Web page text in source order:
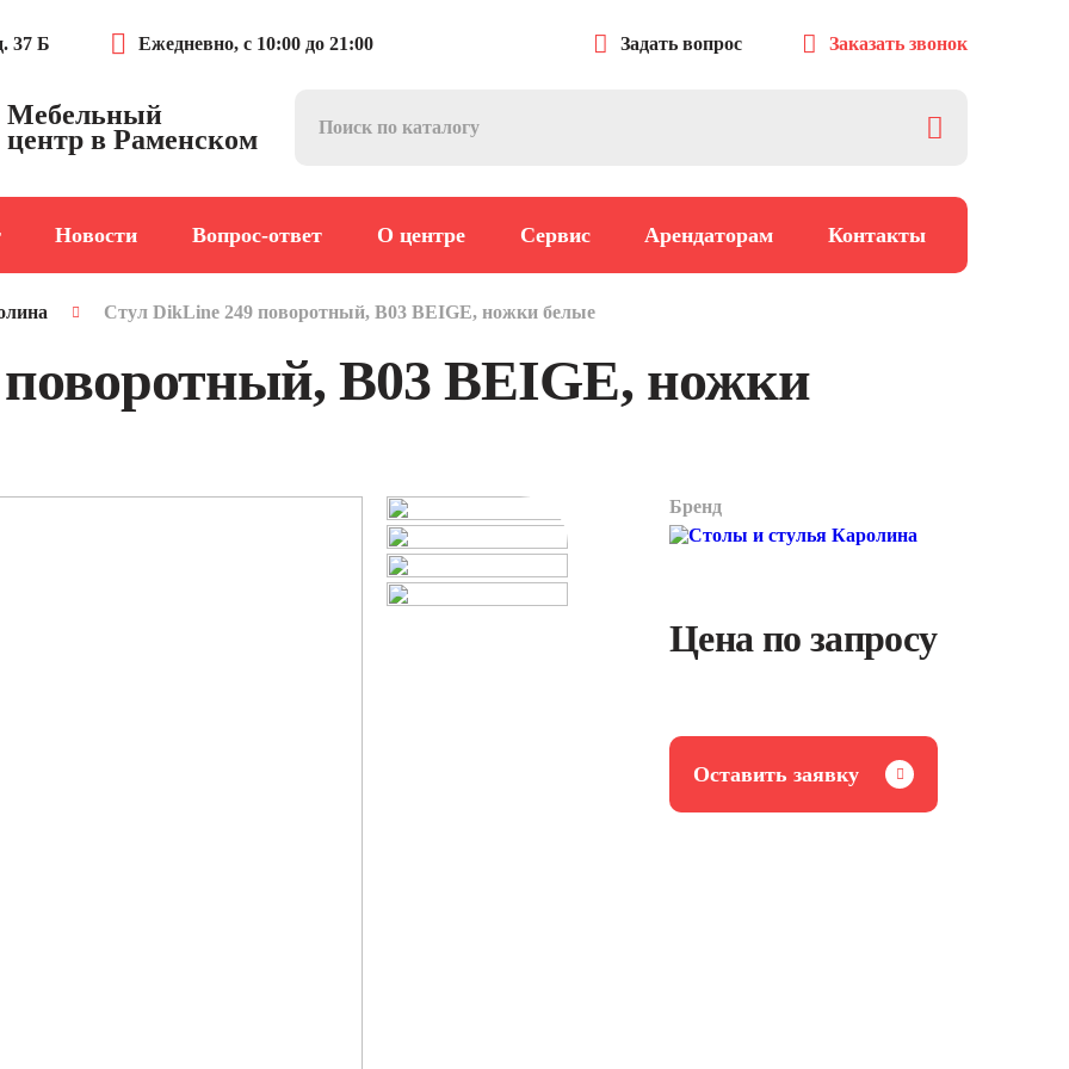
37 Б Ежедневно, с 10:00 до 21:00 Задать вопрос Заказать звонок
Мебельный
центр в Раменском
Новости Вопрос-ответ О центре Сервис Арендаторам Контакты
Стул DikLine 249 поворотный, B03 BEIGE, ножки белые
B03 BEIGE, ножки
Бренд
Цена по запросу
Оставить заявку